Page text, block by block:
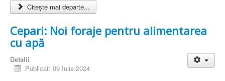
Citește mai departe...
Cepari: Noi foraje pentru alimentarea
cu apă
Detalii
Publicat: 09 Iulie 2024